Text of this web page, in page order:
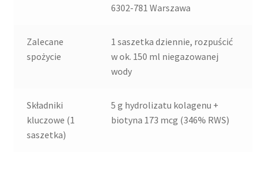
6302-781 Warszawa
Zalecane
spożycie
1 saszetka dziennie, rozpuścić
w ok. 150 ml niegazowanej
wody
Składniki
kluczowe (1
saszetka)
5 g hydrolizatu kolagenu +
biotyna 173 mcg (346% RWS)